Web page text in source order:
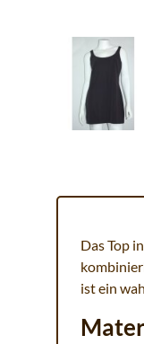
Das Top
ist ein